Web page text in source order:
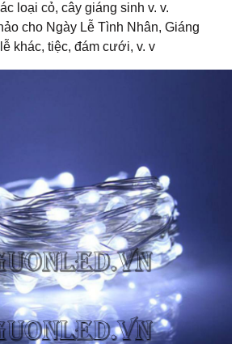
loại cỏ, cây giáng sinh v. v.
cho Ngày Lễ Tình Nhân, Giáng
khác, tiệc, đám cưới, v. v